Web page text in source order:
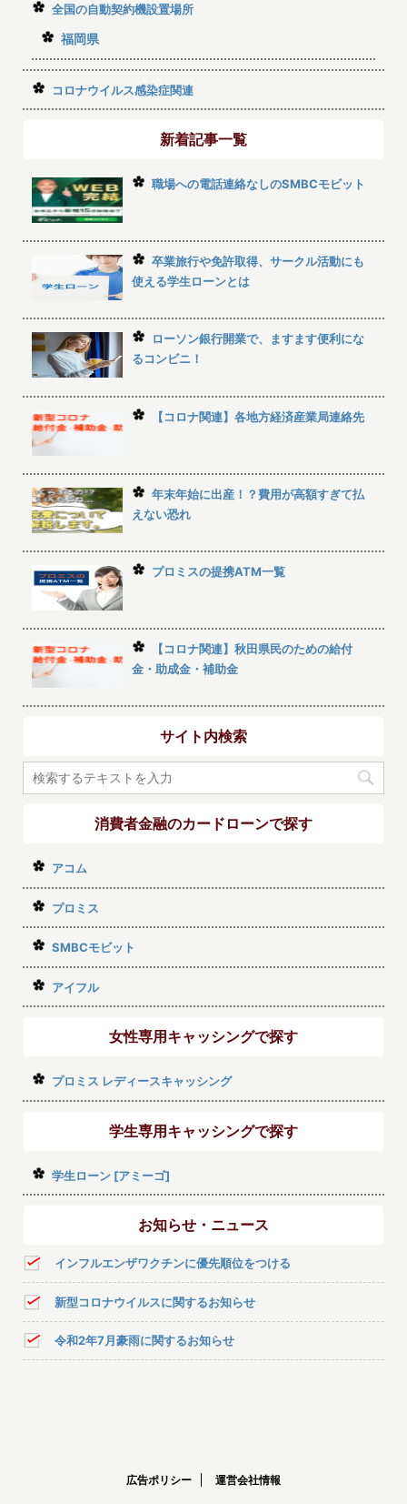
全国の自動契約機設置場所
福岡県
コロナウイルス感染症関連
新着記事一覧
職場への電話連絡なしのSMBCモビット
卒業旅行や免許取得、サークル活動にも
使える学生ローンとは
ローソン銀行開業で、ますます便利にな
るコンビニ！
【コロナ関連】各地方経済産業局連絡先
年末年始に出産！？費用が高額すぎて払
えない恐れ
プロミスの提携ATM一覧
【コロナ関連】秋田県民のための給付
金・助成金・補助金
サイト内検索
消費者金融のカードローンで探す
アコム
プロミス
SMBCモビット
アイフル
女性専用キャッシングで探す
プロミス レディースキャッシング
学生専用キャッシングで探す
学生ローン [アミーゴ]
お知らせ・ニュース
インフルエンザワクチンに優先順位をつける
新型コロナウイルスに関するお知らせ
令和2年7月豪雨に関するお知らせ
広告ポリシー 運営会社情報